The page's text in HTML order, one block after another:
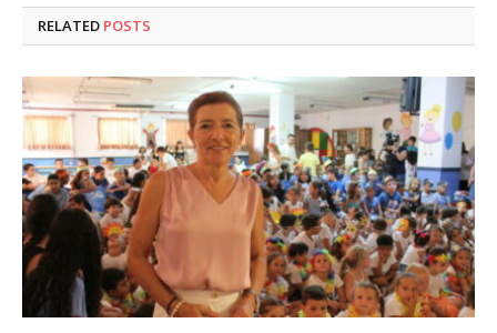
RELATED POSTS